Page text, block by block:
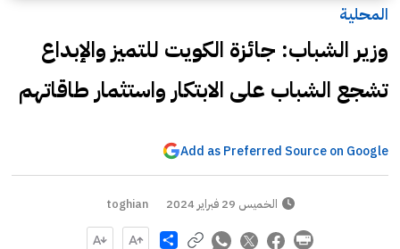
المحلية
وزير الشباب: جائزة الكويت للتميز والإبداع
تشجع الشباب على الابتكار واستثمار طاقاتهم
Add as Preferred Source on Google
الخميس 29 فبراير 2024 toghian
Share